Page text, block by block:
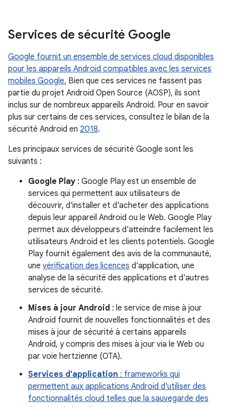
Services de sécurité Google
Google fournit un ensemble de services cloud disponibles
pour les appareils Android compatibles avec les services
mobiles Google. Bien que ces services ne fassent pas
partie du projet Android Open Source (AOSP), ils sont
inclus sur de nombreux appareils Android. Pour en savoir
plus sur certains de ces services, consultez le bilan de la
sécurité Android en 2018.
Les principaux services de sécurité Google sont les
suivants :
Google Play : Google Play est un ensemble de
services qui permettent aux utilisateurs de
découvrir, d'installer et d'acheter des applications
depuis leur appareil Android ou le Web. Google Play
permet aux développeurs d'atteindre facilement les
utilisateurs Android et les clients potentiels. Google
Play fournit également des avis de la communauté,
une vérification des licences d'application, une
analyse de la sécurité des applications et d'autres
services de sécurité.
Mises à jour Android : le service de mise à jour
Android fournit de nouvelles fonctionnalités et des
mises à jour de sécurité à certains appareils
Android, y compris des mises à jour via le Web ou
par voie hertzienne (OTA).
Services d'application : frameworks qui
permettent aux applications Android d'utiliser des
fonctionnalités cloud telles que la sauvegarde des